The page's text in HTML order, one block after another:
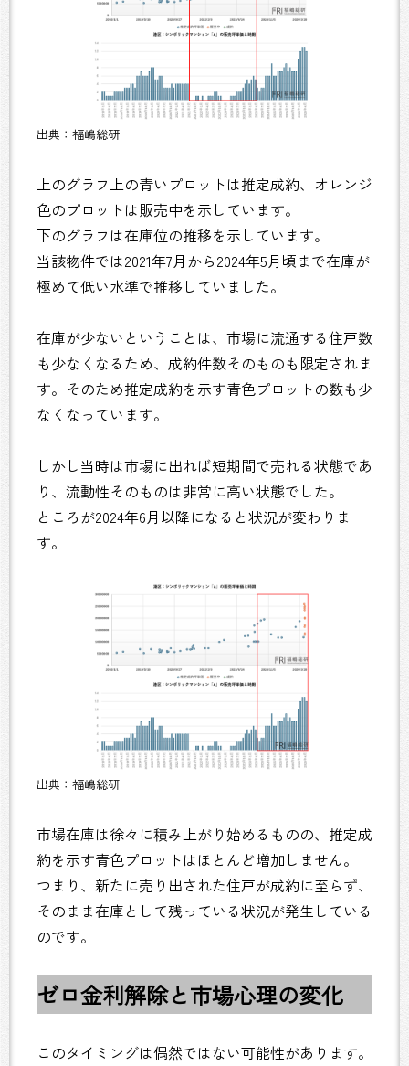
出典：福嶋総研
上のグラフ上の青いプロットは推定成約、オレンジ
色のプロットは販売中を示しています。
下のグラフは在庫位の推移を示しています。
当該物件では2021年7月から2024年5月頃まで在庫が
極めて低い水準で推移していました。
在庫が少ないということは、市場に流通する住戸数
も少なくなるため、成約件数そのものも限定されま
す。そのため推定成約を示す青色プロットの数も少
なくなっています。
しかし当時は市場に出れば短期間で売れる状態であ
り、流動性そのものは非常に高い状態でした。
ところが2024年6月以降になると状況が変わりま
す。
出典：福嶋総研
市場在庫は徐々に積み上がり始めるものの、推定成
約を示す青色プロットはほとんど増加しません。
つまり、新たに売り出された住戸が成約に至らず、
そのまま在庫として残っている状況が発生している
のです。
ゼロ金利解除と市場心理の変化
このタイミングは偶然ではない可能性があります。